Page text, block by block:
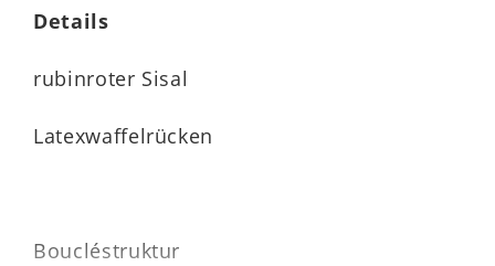
Details
rubinroter Sisal
Latexwaffelrücken
Boucléstruktur